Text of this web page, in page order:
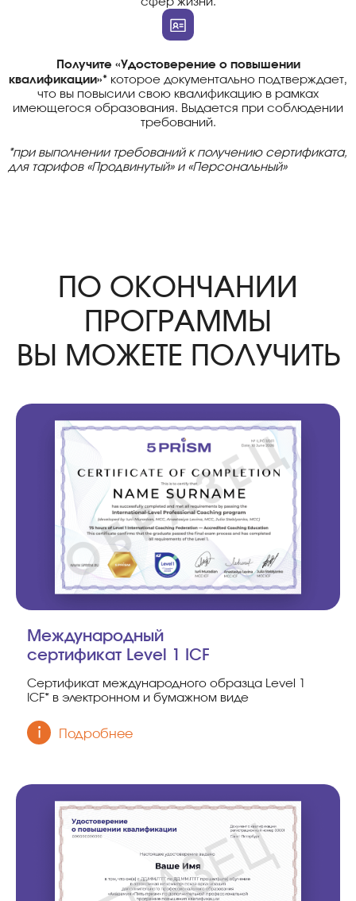
Получите «Удостоверение о повышении
квалификации»* которое документально подтверждает,
что вы повысили свою квалификацию в рамках
имеющегося образования. Выдается при соблюдении
требований.
*при выполнении требований к получению сертификата,
для тарифов «Продвинутый» и «Персональный»
ПО ОКОНЧАНИИ
ПРОГРАММЫ
ВЫ МОЖЕТЕ ПОЛУЧИТЬ
Международный
сертификат Level 1 ICF
Сертификат международного образца Level 1
ICF* в электронном и бумажном виде
Подробнее